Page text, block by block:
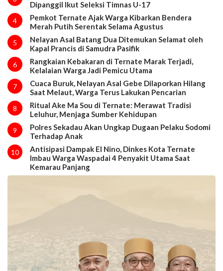
Dipanggil Ikut Seleksi Timnas U-17
4
Pemkot Ternate Ajak Warga Kibarkan Bendera
Merah Putih Serentak Selama Agustus
5
Nelayan Asal Batang Dua Ditemukan Selamat oleh
Kapal Prancis di Samudra Pasifik
6
Rangkaian Kebakaran di Ternate Marak Terjadi,
Kelalaian Warga Jadi Pemicu Utama
7
Cuaca Buruk, Nelayan Asal Gebe Dilaporkan Hilang
Saat Melaut, Warga Terus Lakukan Pencarian
8
Ritual Ake Ma Sou di Ternate: Merawat Tradisi
Leluhur, Menjaga Sumber Kehidupan
9
Polres Sekadau Akan Ungkap Dugaan Pelaku Sodomi
Terhadap Anak
10
Antisipasi Dampak El Nino, Dinkes Kota Ternate
Imbau Warga Waspadai 4 Penyakit Utama Saat
Kemarau Panjang